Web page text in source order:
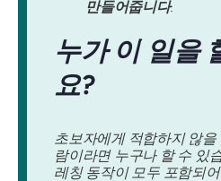
만들어줍니다.
누가 이 일을
요?
초보자에게 적합하지 않
람이라면 누구나 할 수 있
레칭 동작이 모두 포함되